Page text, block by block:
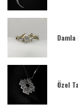
Özel